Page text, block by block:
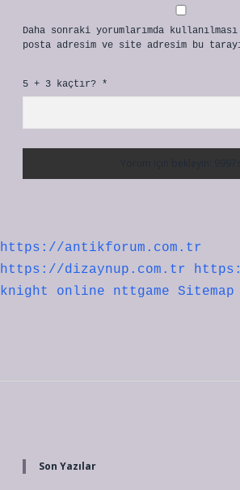
Daha sonraki yorumlarımda
posta adresim ve site adresim bu
5 + 3 kaçtır? *
https://antikforum.com.tr
https://dizaynup.com.tr
knight online
nttgame Sitemap
Son Yazılar